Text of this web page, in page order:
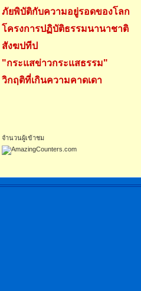
ภัยพิบัติกับความอยู่รอดของโลก
โครงการปฏิบัติธรรมนานาชาติ
สังฆปทีป
"กระแสข่าวกระแสธรรม"
วิกฤติที่เกินความคาดเดา
จำนวนผู้เข้าชม